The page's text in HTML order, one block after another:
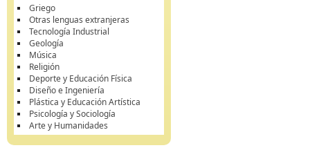
Griego
Otras lenguas extranjeras
Tecnología Industrial
Geología
Música
Religión
Deporte y Educación Física
Diseño e Ingeniería
Plástica y Educación Artística
Psicología y Sociología
Arte y Humanidades